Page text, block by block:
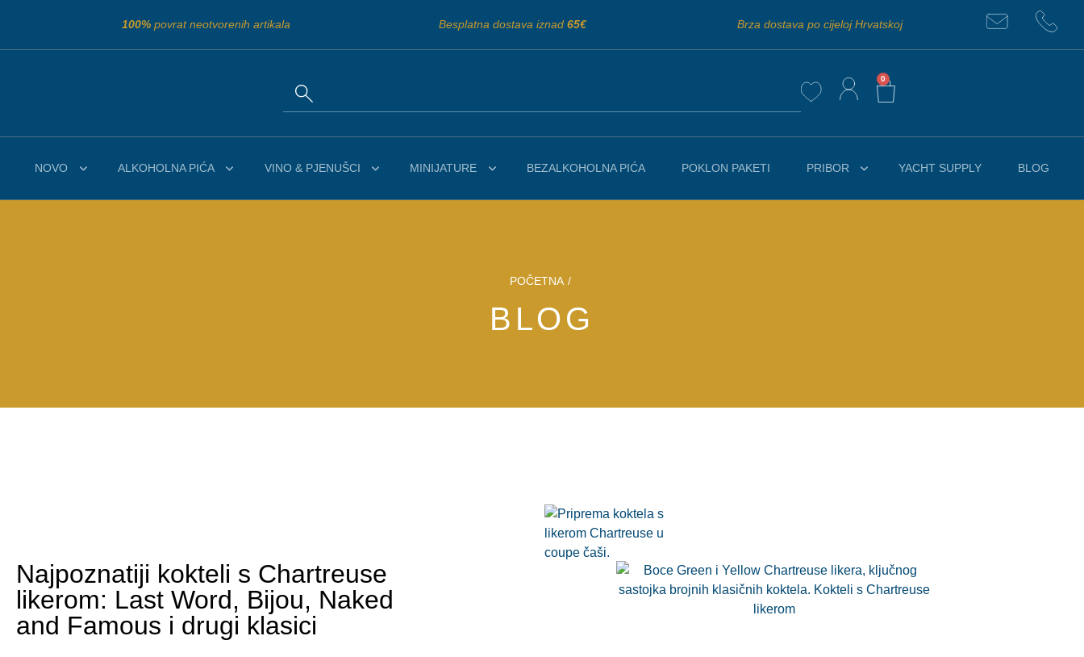
100%povrat neotvorenih artikala Besplatna dostava iznad65€ Brza dostava po cijeloj Hrvatskoj
0
NOVO ALKOHOLNA PIĆA VINO & PJENUŠCI MINIJATURE BEZALKOHOLNA PIĆA POKLON PAKETI PRIBOR YACHT SUPPLY BLOG
POČETNA /
BLOG
Najpoznatiji kokteli s Chartreuse
likerom: Last Word, Bijou, Naked
and Famous i drugi klasici